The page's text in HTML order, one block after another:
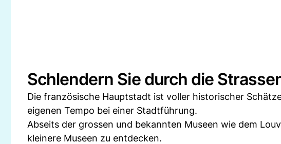
Schlendern Sie durch die
Die französische Hauptstadt ist voller historischer
eigenen Tempo bei einer Stadtführung.
Abseits der grossen und bekannten Museen wie dem
kleinere Museen zu entdecken.